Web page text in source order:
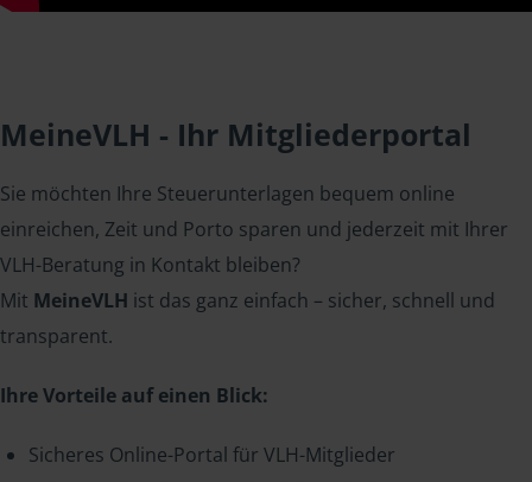
MeineVLH - Ihr Mitgliederportal
Sie möchten Ihre Steuerunterlagen bequem online
einreichen, Zeit und Porto sparen und jederzeit mit Ihrer
VLH-Beratung in Kontakt bleiben?
Mit MeineVLH ist das ganz einfach – sicher, schnell und
transparent.
Ihre Vorteile auf einen Blick:
Sicheres Online-Portal für VLH-Mitglieder